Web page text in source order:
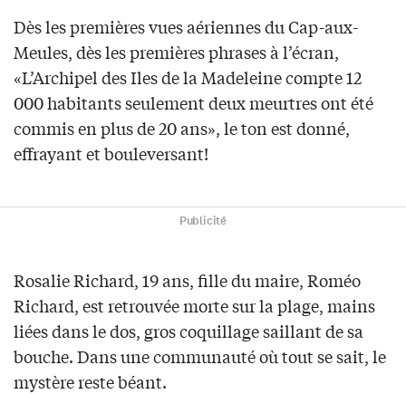
Dès les premières vues aériennes du Cap-aux-
Meules, dès les premières phrases à l’écran,
«L’Archipel des Iles de la Madeleine compte 12
000 habitants seulement deux meurtres ont été
commis en plus de 20 ans», le ton est donné,
effrayant et bouleversant!
Publicité
Rosalie Richard, 19 ans, fille du maire, Roméo
Richard, est retrouvée morte sur la plage, mains
liées dans le dos, gros coquillage saillant de sa
bouche. Dans une communauté où tout se sait, le
mystère reste béant.